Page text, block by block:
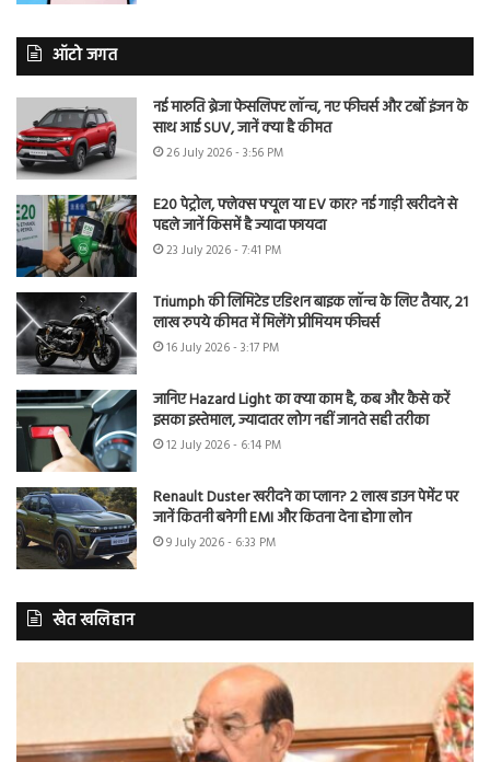
ऑटो जगत
नई मारुति ब्रेजा फेसलिफ्ट लॉन्च, नए फीचर्स और टर्बो इंजन के
साथ आई SUV, जानें क्या है कीमत
26 July 2026 - 3:56 PM
E20 पेट्रोल, फ्लेक्स फ्यूल या EV कार? नई गाड़ी खरीदने से
पहले जानें किसमें है ज्यादा फायदा
23 July 2026 - 7:41 PM
Triumph की लिमिटेड एडिशन बाइक लॉन्च के लिए तैयार, 21
लाख रुपये कीमत में मिलेंगे प्रीमियम फीचर्स
16 July 2026 - 3:17 PM
जानिए Hazard Light का क्या काम है, कब और कैसे करें
इसका इस्तेमाल, ज्यादातर लोग नहीं जानते सही तरीका
12 July 2026 - 6:14 PM
Renault Duster खरीदने का प्लान? 2 लाख डाउन पेमेंट पर
जानें कितनी बनेगी EMI और कितना देना होगा लोन
9 July 2026 - 6:33 PM
खेत खलिहान